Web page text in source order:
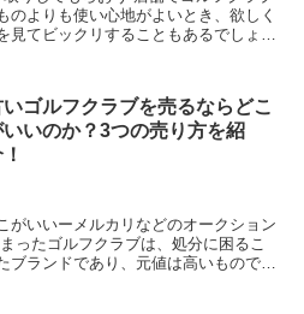
のよりも使い心地がよいとき、欲しく
見てビックリすることもあるでしょ
ゴルフクラブを売るならどこ
いいのか？3つの売り方を紹
がいいーメルカリなどのオークション
ったゴルフクラブは、処分に困るこ
ブランドであり、元値は高いものです